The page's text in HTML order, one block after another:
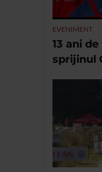
EVENIMENT
13 ani
sprijinul